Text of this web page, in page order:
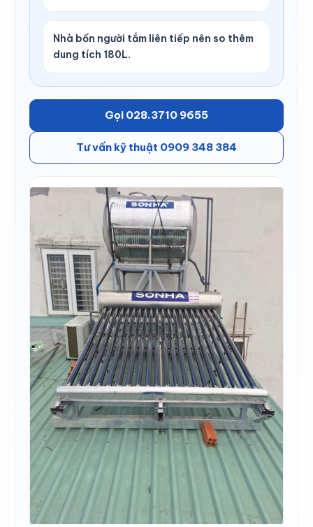
Nhà bốn người tắm liên tiếp nên so thêm
dung tích 180L.
Gọi 028.3710 9655
Tư vấn kỹ thuật 0909 348 384